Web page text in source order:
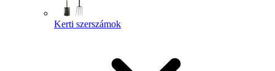
Kerti szerszámok